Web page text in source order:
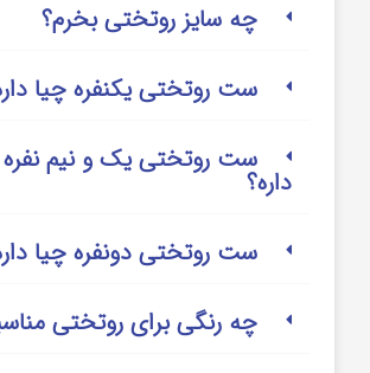
چه سایز روتختی بخرم؟
ست روتختی یکنفره چیا
ست روتختی یک و نیم نفره
داره؟
ست روتختی دونفره چیا
چه رنگی برای روتختی